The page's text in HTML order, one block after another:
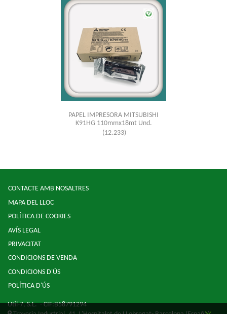
PAPEL IMPRESORA MITSUBISHI
K91HG 110mmx18mt Und.
(12.233)
CONTACTE AMB NOSALTRES
MAPA DEL LLOC
POLÍTICA DE COOKIES
AVÍS LEGAL
PRIVACITAT
CONDICIONS DE VENDA
CONDICIONS D'ÚS
POLÍTICA D'ÚS
Util-7, S.L.- CIF:B58791294